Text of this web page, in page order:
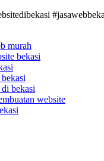
murah
bekasi
bekasi
website